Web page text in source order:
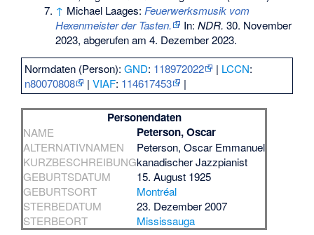
↑ Michael Laages: Feuerwerksmusik vom
Hexenmeister der Tasten.
In:NDR. 30. November
2023, abgerufen am 4. Dezember 2023.
Normdaten (Person):GND: 118972022 | LCCN:
n80070808
|VIAF: 114617453 |
Personendaten
NAME Peterson, Oscar
ALTERNATIVNAMEN
Peterson, Oscar Emmanuel
KURZBESCHREIBUNGkanadischer Jazzpianist
GEBURTSDATUM
15. August 1925
GEBURTSORT
Montréal
STERBEDATUM
23. Dezember 2007
STERBEORT
Mississauga